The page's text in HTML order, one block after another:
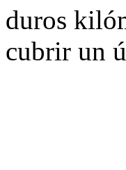
duros
cubrir un